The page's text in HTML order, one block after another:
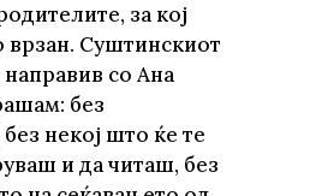
за кој
врзан. Суштинскиот
со Ана
без
некој што ќе те
и да читаш, без